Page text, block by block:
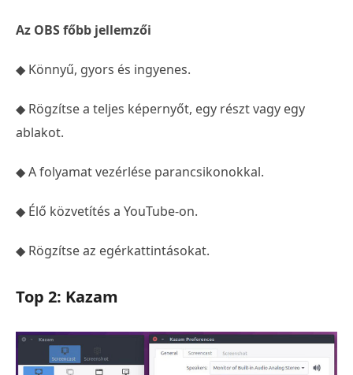
Az OBS főbb jellemzői
◆ Könnyű, gyors és ingyenes.
◆ Rögzítse a teljes képernyőt, egy részt vagy egy
ablakot.
◆ A folyamat vezérlése parancsikonokkal.
◆ Élő közvetítés a YouTube-on.
◆ Rögzítse az egérkattintásokat.
Top 2: Kazam